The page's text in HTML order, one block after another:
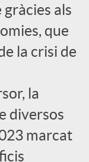
als
que
la crisi de
la
diversos
marcat